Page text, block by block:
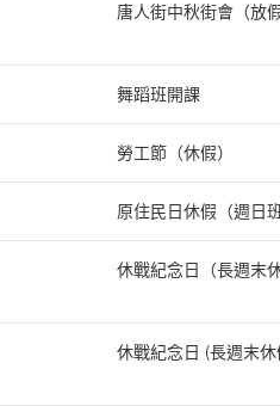
唐人街中秋街會（放假
舞蹈班開課
勞工節（休假）
原住民日休假（週日班
休戰紀念日（長週末休
休戰紀念日 (長週末休